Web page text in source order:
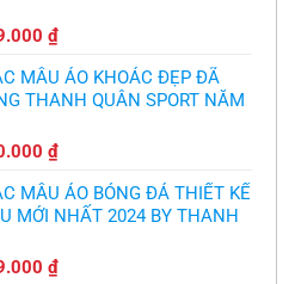
₫.
₫Giá
tại
là:
MẪU ÁO KHOÁC ĐẸP ĐÃ
THANH QUÂN SPORT NĂM
₫.
₫Giá
tại
là:
MẪU ÁO BÓNG ĐÁ THIẾT KẾ
MỚI NHẤT 2024 BY THANH
₫Giá